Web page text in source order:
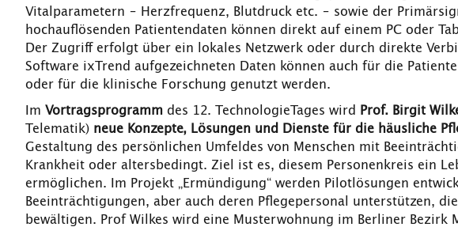
Vitalparametern – Herzfrequenz, Blutdruck etc. – sowie der
hochauflösenden Patientendaten können direkt auf einem PC oder
Der Zugriff erfolgt über ein lokales Netzwerk oder durch direkte
Software ixTrend aufgezeichneten Daten können auch für die
oder für die klinische Forschung genutzt werden.
Im Vortragsprogramm des 12. TechnologieTages wird Prof. Birgit
Telematik) neue Konzepte, Lösungen und Dienste für die häusliche
Gestaltung des persönlichen Umfeldes von Menschen mit
Krankheit oder altersbedingt. Ziel ist es, diesem Personenkreis ein
ermöglichen. Im Projekt „Ermündigung“ werden Pilotlösungen
Beeinträchtigungen, aber auch deren Pflegepersonal unterstützen,
bewältigen. Prof Wilkes wird eine Musterwohnung im Berliner Bezirk